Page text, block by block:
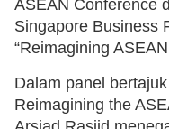
ASEAN Conference
Singapore Business
“Reimagining
Dalam panel
Reimagining the